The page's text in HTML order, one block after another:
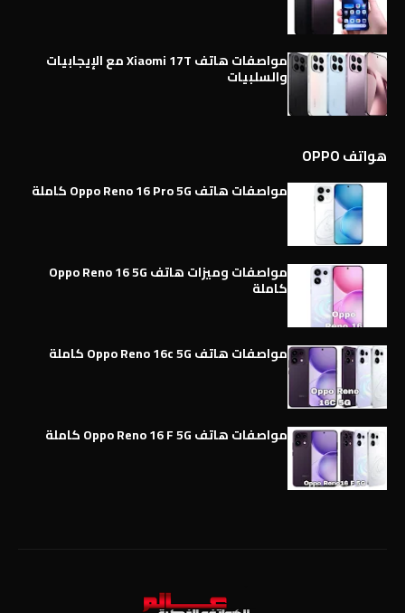
مواصفات هاتف Xiaomi 17T مع الإيجابيات
والسلبيات
هواتف OPPO
مواصفات هاتف Oppo Reno 16 Pro 5G كاملة
مواصفات وميزات هاتف Oppo Reno 16 5G
كاملة
مواصفات هاتف Oppo Reno 16c 5G كاملة
مواصفات هاتف Oppo Reno 16 F 5G كاملة